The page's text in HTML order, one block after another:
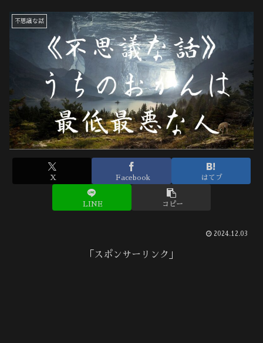
不思議な話
X Facebook はてブ
LINE コピー
2024.12.03
「スポンサーリンク」